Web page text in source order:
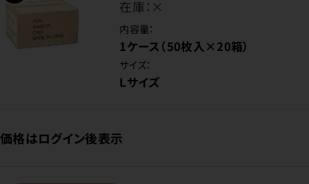
在庫： ×
内容量：
1ケース（50枚入×20箱）
サイズ：
Lサイズ
価格はログイン後表示